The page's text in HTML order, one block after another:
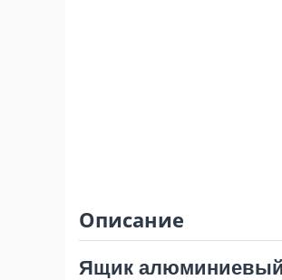
Описание
Ящик алюминиевый